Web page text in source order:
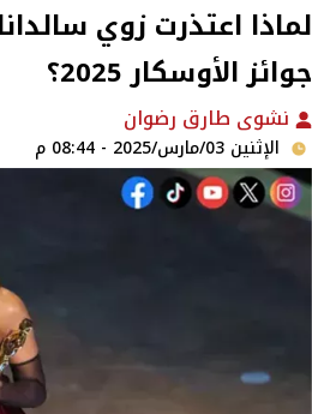
لماذا اعتذرت زوي
جوائز الأوسكار 2025؟
نشوى طارق رضوان
الإثنين 03/مارس/2025 - 08:44 م